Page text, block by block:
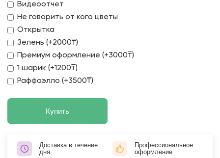
Видеоотчет
Не говорить от кого цветы
Открытка
Зелень (+2000₸)
Премиум оформление (+3000₸)
1 шарик (+1200₸)
Раффаэлло (+3500₸)
Купить
Доставка в течение
дня
Профессиональное
оформление